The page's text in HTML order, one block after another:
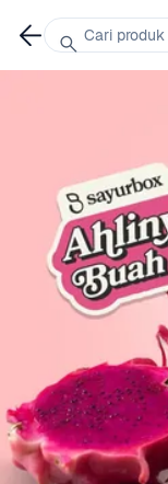
Cari produk